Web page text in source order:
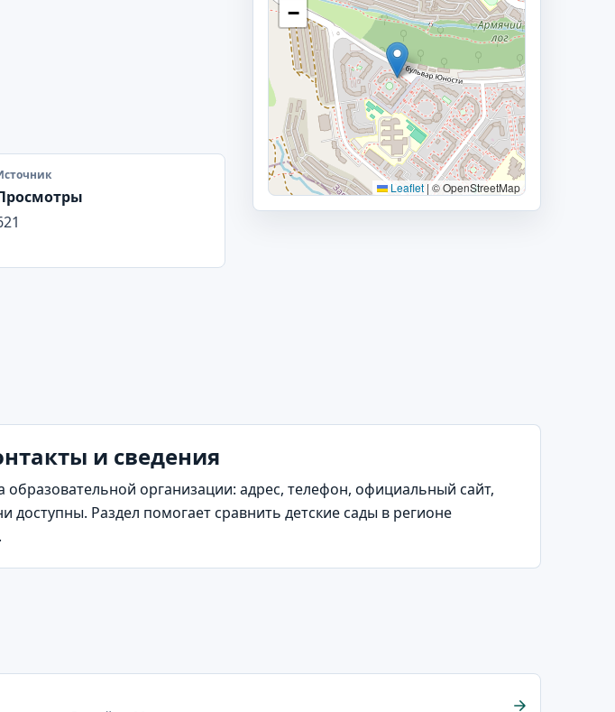
−
Leaflet |© OpenStreetMap
и сведения
организации: адрес, телефон, официальный сайт,
Раздел помогает сравнить детские сады в регионе